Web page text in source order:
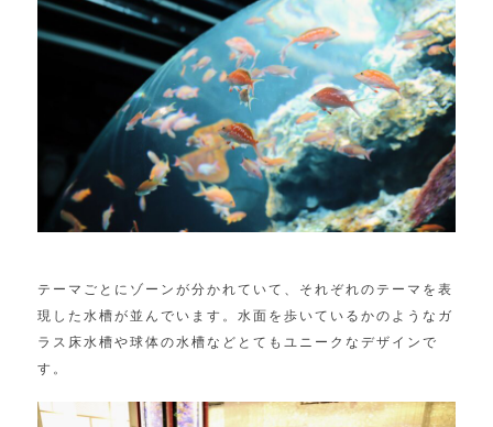
テーマごとにゾーンが分かれていて、それぞれのテーマを表
現した水槽が並んでいます。水面を歩いているかのようなガ
ラス床水槽や球体の水槽などとてもユニークなデザインで
す。